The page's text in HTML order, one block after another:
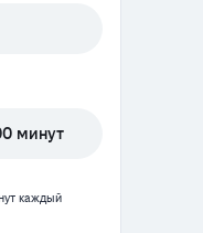
минут
каждый